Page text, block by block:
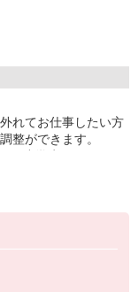
す。
。
心強い！
い。
れてお仕事したい方
整ができます。
せて働き方を変更し